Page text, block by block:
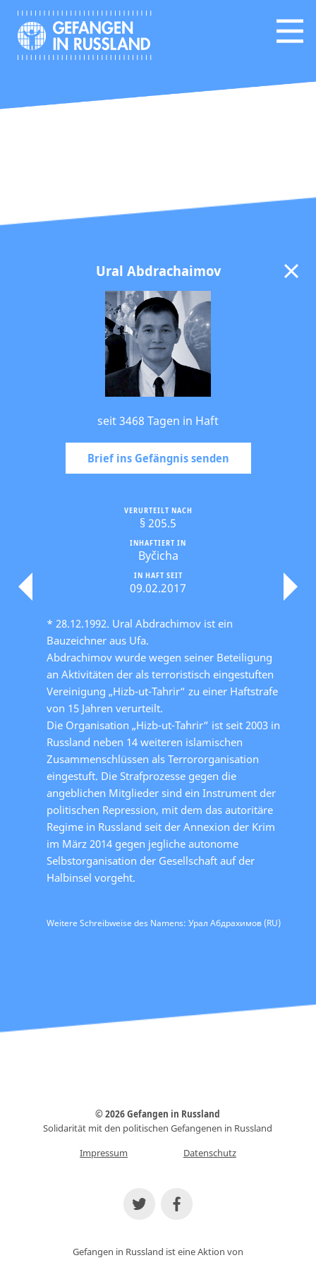
Ural Abdrachaimov
seit 3468 Tagen in Haft
Brief ins Gefängnis senden
IN HAFT SEIT
09.02.2017
INHAFTIERT IN
Byčicha
VERURTEILT NACH
§ 205.5
* 28.12.1992. Ural Abdrachimov ist ein
Bauzeichner aus Ufa.
Abdrachimov wurde wegen seiner Beteiligung
an Aktivitäten der als terroristisch eingestuften
Vereinigung „Hizb-ut-Tahrir“ zu einer Haftstrafe
von 15 Jahren verurteilt.
Die Organisation „Hizb-ut-Tahrir“ ist seit 2003 in
Russland neben 14 weiteren islamischen
Zusammenschlüssen als Terrororganisation
eingestuft. Die Strafprozesse gegen die
angeblichen Mitglieder sind ein Instrument der
politischen Repression, mit dem das autoritäre
Regime in Russland seit der Annexion der Krim
im März 2014 gegen jegliche autonome
Selbstorganisation der Gesellschaft auf der
Halbinsel vorgeht.
Weitere Schreibweise des Namens: Урал Абдрахимов (RU)
© 2026 Gefangen in Russland
Solidarität mit den politischen Gefangenen in Russland
Impressum
Datenschutz
Gefangen in Russland ist eine Aktion von